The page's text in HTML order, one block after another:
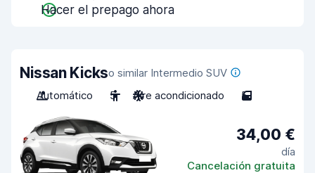
Hacer el prepago ahora
Nissan Kickso similar Intermedio SUV
Automático
5 Aire acondicionado 5
34,00 €
día
Cancelación gratuita